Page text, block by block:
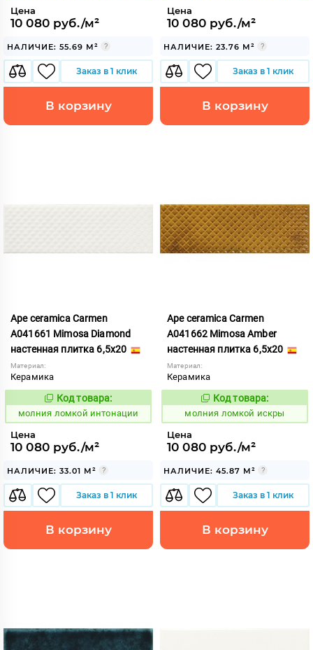
Цена
10 080 руб./м²
НАЛИЧИЕ: 55.69 М²
Заказ в 1 клик
В корзину
Цена
10 080 руб./м²
НАЛИЧИЕ: 23.76 М²
Заказ в 1 клик
В корзину
Ape ceramica Carmen
A041661 Mimosa Diamond
настенная плитка 6,5x20
Материал:
Керамика
Код:
1006033
Код товара:
молния ломкой интонации
Цена
10 080 руб./м²
НАЛИЧИЕ: 33.01 М²
Заказ в 1 клик
В корзину
Ape ceramica Carmen
A041662 Mimosa Amber
настенная плитка 6,5x20
Материал:
Керамика
Код:
1006034
Код товара:
молния ломкой искры
Цена
10 080 руб./м²
НАЛИЧИЕ: 45.87 М²
Заказ в 1 клик
В корзину